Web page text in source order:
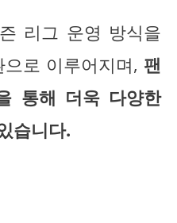
리그 운영 방식을
로 이루어지며, 팬
통해 더욱 다양한
습니다.